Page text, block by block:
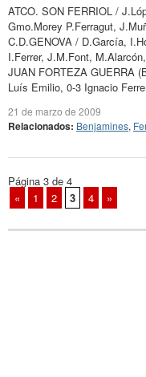
ATCO. SON FERRIOL /
Gmo.Morey P.Ferragut,
C.D.GENOVA / D.García,
I.Ferrer, J.M.Font,
JUAN FORTEZA GUERRA
Luís Emilio, 0-3 Ignacio
21 de marzo de 2009
Relacionados: Benjamines,
Página 3 de 4
«
1 2 3 4 »